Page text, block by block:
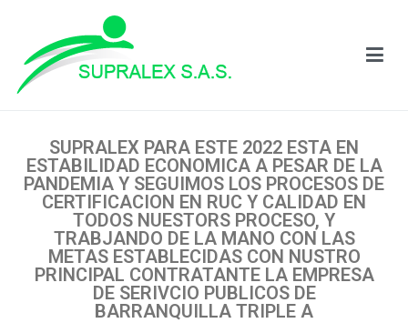
SUPRALEX PARA ESTE 2022 ESTA EN
ESTABILIDAD ECONOMICA A PESAR DE LA
PANDEMIA Y SEGUIMOS LOS PROCESOS DE
CERTIFICACION EN RUC Y CALIDAD EN
TODOS NUESTORS PROCESO, Y
TRABJANDO DE LA MANO CON LAS
METAS ESTABLECIDAS CON NUSTRO
PRINCIPAL CONTRATANTE LA EMPRESA
DE SERIVCIO PUBLICOS DE
BARRANQUILLA TRIPLE A